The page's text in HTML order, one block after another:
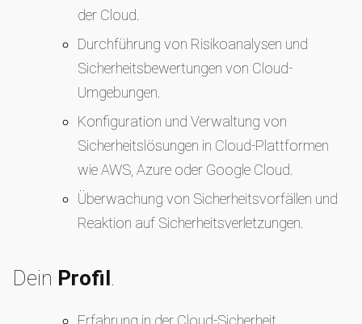
der Cloud.
Durchführung von Risikoanalysen und
Sicherheitsbewertungen von Cloud-
Umgebungen.
Konfiguration und Verwaltung von
Sicherheitslösungen in Cloud-Plattformen
wie AWS, Azure oder Google Cloud.
Überwachung von Sicherheitsvorfällen und
Reaktion auf Sicherheitsverletzungen.
Dein Profil.
Erfahrung in der Cloud-Sicherheit.